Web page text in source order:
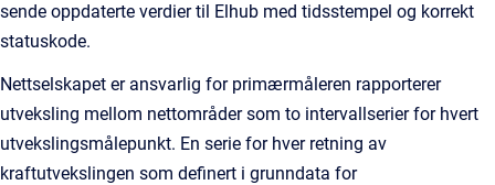
sende oppdaterte verdier til Elhub med tidsstempel og korrekt
statuskode.
Nettselskapet er ansvarlig for primærmåleren rapporterer
utveksling mellom nettområder som to intervallserier for hvert
utvekslingsmålepunkt. En serie for hver retning av
kraftutvekslingen som definert i grunndata for